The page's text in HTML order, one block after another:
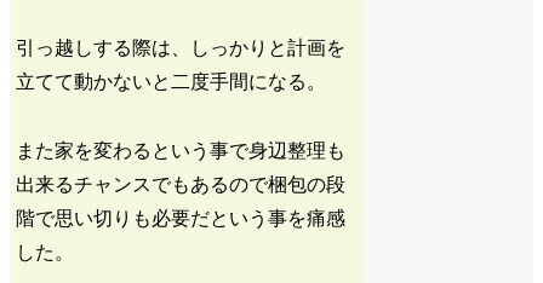
引っ越しする際は、しっかりと計画を
立てて動かないと二度手間になる。
また家を変わるという事で身辺整理も
出来るチャンスでもあるので梱包の段
階で思い切りも必要だという事を痛感
した。